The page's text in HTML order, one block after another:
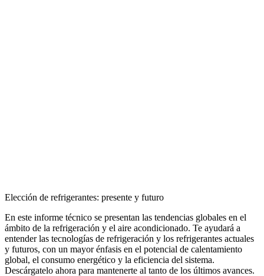
Elección de refrigerantes: presente y futuro
En este informe técnico se presentan las tendencias globales en el
ámbito de la refrigeración y el aire acondicionado. Te ayudará a
entender las tecnologías de refrigeración y los refrigerantes actuales
y futuros, con un mayor énfasis en el potencial de calentamiento
global, el consumo energético y la eficiencia del sistema.
Descárgatelo ahora para mantenerte al tanto de los últimos avances.